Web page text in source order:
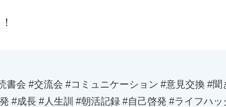
書会 #交流会 #コミュニケーション #意見交換 #
#成長 #人生訓 #朝活記録 #自己啓発 #ライフハッ